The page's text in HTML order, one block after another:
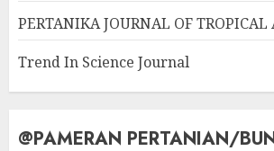
PERTANIKA JOURNAL OF TROPICAL
Trend In Science Journal
@PAMERAN PERTANIAN/